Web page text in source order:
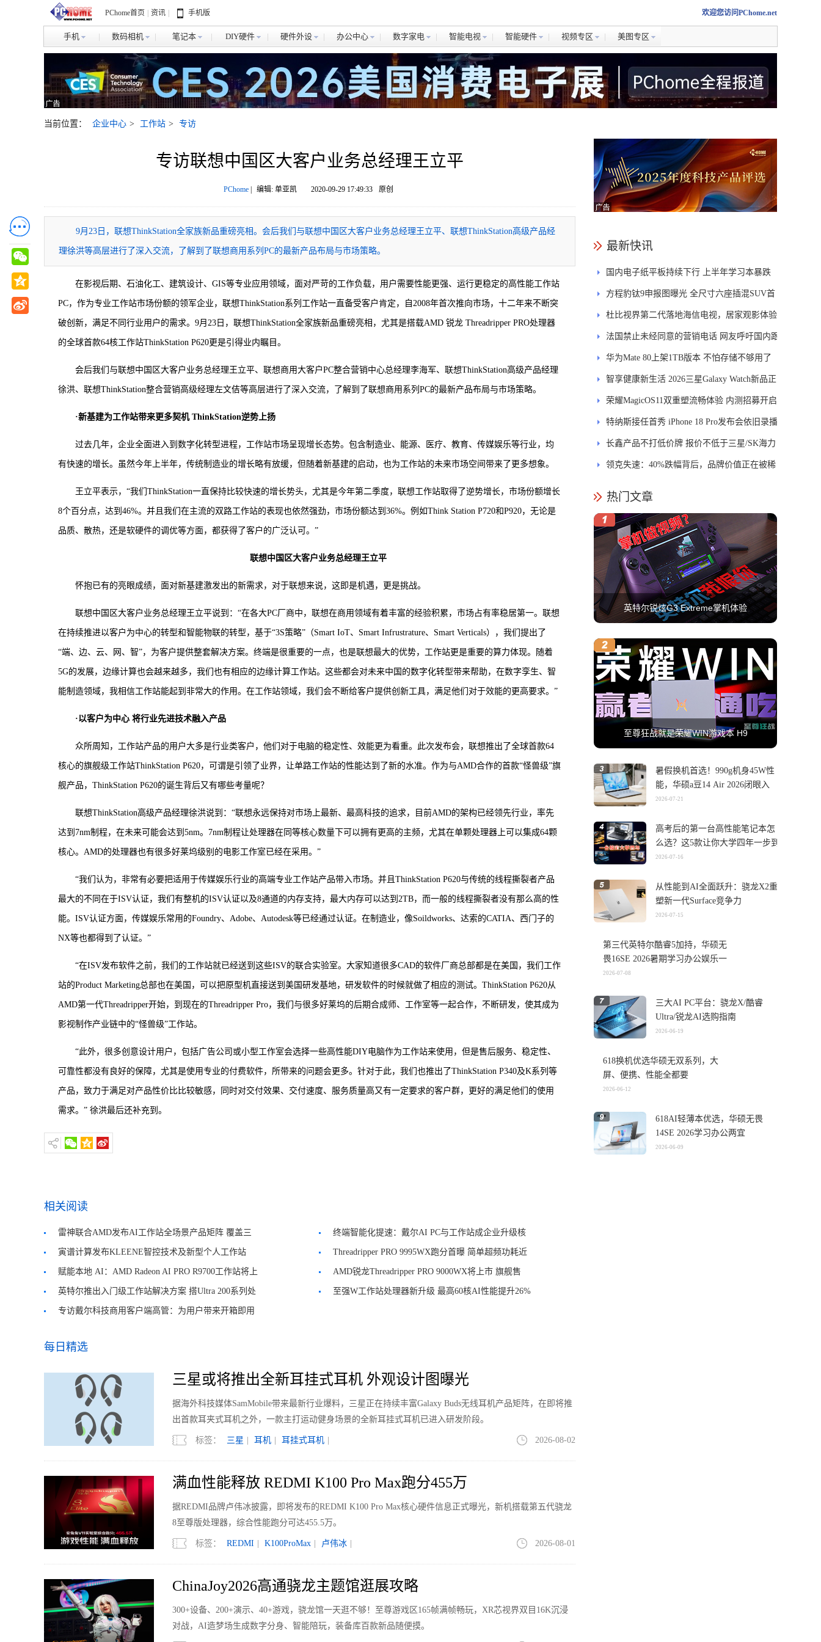
PChome首页 资讯 手机版 欢迎您访问PChome.net
手机 数码相机 笔记本 DIY硬件 硬件外设 办公中心 数字家电 智能电视 智能硬件 视频专区 美图专区
当前位置： 企业中心 > 工作站 > 专访
专访联想中国区大客户业务总经理王立平
PChome| 编辑: 单亚凯 2020-09-29 17:49:33 原创
9月23日，联想ThinkStation全家族新品重磅亮相。会后我们与联想中国区大客户业务总经理王立平、联想ThinkStation高级产品经
理徐洪等高层进行了深入交流，了解到了联想商用系列PC的最新产品布局与市场策略。
在影视后期、石油化工、建筑设计、GIS等专业应用领域，面对严苛的工作负载，用户需要性能更强、运行更稳定的高性能工作站
PC，作为专业工作站市场份额的领军企业，联想ThinkStation系列工作站一直备受客户肯定，自2008年首次推向市场，十二年来不断突
破创新，满足不同行业用户的需求。9月23日，联想ThinkStation全家族新品重磅亮相，尤其是搭载AMD 锐龙 Threadripper PRO处理器
的全球首款64核工作站ThinkStation P620更是引得业内瞩目。
会后我们与联想中国区大客户业务总经理王立平、联想商用大客户PC整合营销中心总经理李海军、联想ThinkStation高级产品经理
徐洪、联想ThinkStation整合营销高级经理左文佶等高层进行了深入交流，了解到了联想商用系列PC的最新产品布局与市场策略。
·新基建为工作站带来更多契机 ThinkStation逆势上扬
过去几年，企业全面进入到数字化转型进程，工作站市场呈现增长态势。包含制造业、能源、医疗、教育、传媒娱乐等行业，均
有快速的增长。虽然今年上半年，传统制造业的增长略有放缓，但随着新基建的启动，也为工作站的未来市场空间带来了更多想象。
王立平表示，“我们ThinkStation一直保持比较快速的增长势头，尤其是今年第二季度，联想工作站取得了逆势增长，市场份额增长
8个百分点，达到46%。并且我们在主流的双路工作站的表现也依然强劲，市场份额达到36%。例如Think Station P720和P920，无论是
品质、散热，还是软硬件的调优等方面，都获得了客户的广泛认可。”
联想中国区大客户业务总经理王立平
怀抱已有的亮眼成绩，面对新基建激发出的新需求，对于联想来说，这即是机遇，更是挑战。
联想中国区大客户业务总经理王立平说到：“在各大PC厂商中，联想在商用领域有着丰富的经验积累，市场占有率稳居第一。联想
在持续推进以客户为中心的转型和智能物联的转型，基于“3S策略”（Smart IoT、Smart Infrustrature、Smart Verticals），我们提出了
“端、边、云、网、智”，为客户提供整套解决方案。终端是很重要的一点，也是联想最大的优势，工作站更是重要的算力体现。随着
5G的发展，边缘计算也会越来越多，我们也有相应的边缘计算工作站。这些都会对未来中国的数字化转型带来帮助，在数字孪生、智
能制造领域，我相信工作站能起到非常大的作用。在工作站领域，我们会不断给客户提供创新工具，满足他们对于效能的更高要求。”
·以客户为中心 将行业先进技术融入产品
众所周知，工作站产品的用户大多是行业类客户，他们对于电脑的稳定性、效能更为看重。此次发布会，联想推出了全球首款64
核心的旗舰级工作站ThinkStation P620，可谓是引领了业界，让单路工作站的性能达到了新的水准。作为与AMD合作的首款“怪兽级”旗
舰产品，ThinkStation P620的诞生背后又有哪些考量呢？
联想ThinkStation高级产品经理徐洪说到：“联想永远保持对市场上最新、最高科技的追求，目前AMD的架构已经领先行业，率先
达到7nm制程，在未来可能会达到5nm。7nm制程让处理器在同等核心数量下可以拥有更高的主频，尤其在单颗处理器上可以集成64颗
核心。AMD的处理器也有很多好莱坞级别的电影工作室已经在采用。”
“我们认为，非常有必要把适用于传媒娱乐行业的高端专业工作站产品带入市场。并且ThinkStation P620与传统的线程撕裂者产品
最大的不同在于ISV认证，我们有整机的ISV认证以及8通道的内存支持，最大内存可以达到2TB，而一般的线程撕裂者没有那么高的性
能。ISV认证方面，传媒娱乐常用的Foundry、Adobe、Autodesk等已经通过认证。在制造业，像Soildworks、达索的CATIA、西门子的
NX等也都得到了认证。”
“在ISV发布软件之前，我们的工作站就已经送到这些ISV的联合实验室。大家知道很多CAD的软件厂商总部都是在美国，我们工作
站的Product Marketing总部也在美国，可以把原型机直接送到美国研发基地，研发软件的时候就做了相应的测试。ThinkStation P620从
AMD第一代Threadripper开始，到现在的Threadripper Pro，我们与很多好莱坞的后期合成师、工作室等一起合作，不断研发，使其成为
影视制作产业链中的“怪兽级”工作站。
“此外，很多创意设计用户，包括广告公司或小型工作室会选择一些高性能DIY电脑作为工作站来使用，但是售后服务、稳定性、
可靠性都没有良好的保障，尤其是使用专业的付费软件，所带来的问题会更多。针对于此，我们也推出了ThinkStation P340及K系列等
产品，致力于满足对产品性价比比较敏感，同时对交付效果、交付速度、服务质量高又有一定要求的客户群，更好的满足他们的使用
需求。” 徐洪最后还补充到。
相关阅读
雷神联合AMD发布AI工作站全场景产品矩阵 覆盖三
大品类
终端智能化提速：戴尔AI PC与工作站成企业升级核
心
寅谱计算发布KLEENE智控技术及新型个人工作站
Hilbert
Threadripper PRO 9995WX跑分首曝 简单超频功耗近
千瓦
赋能本地 AI：AMD Radeon AI PRO R9700工作站将上
市
AMD锐龙Threadripper PRO 9000WX将上市 旗舰售
11699美元
英特尔推出入门级工作站解决方案 搭Ultra 200系列处
理器
至强W工作站处理器新升级 最高60核AI性能提升26%
专访戴尔科技商用客户端高管：为用户带来开箱即用
每日精选
三星或将推出全新耳挂式耳机 外观设计图曝光
据海外科技媒体SamMobile带来最新行业爆料，三星正在持续丰富Galaxy Buds无线耳机产品矩阵，在即将推
出首款耳夹式耳机之外，一款主打运动健身场景的全新耳挂式耳机已进入研发阶段。
标签： 三星 耳机 耳挂式耳机 2026-08-02
满血性能释放 REDMI K100 Pro Max跑分455万
据REDMI品牌卢伟冰披露，即将发布的REDMI K100 Pro Max核心硬件信息正式曝光，新机搭载第五代骁龙
8至尊版处理器，综合性能跑分可达455.5万。
标签： REDMI K100ProMax 卢伟冰 2026-08-01
ChinaJoy2026高通骁龙主题馆逛展攻略
300+设备、200+演示、40+游戏，骁龙馆一天逛不够！至尊游戏区165帧满帧畅玩，XR芯视界双目16K沉浸
对战，AI造梦场生成数字分身、智能陪玩，装备库百款新品随便摸。
最新快讯
国内电子纸平板持续下行 上半年学习本暴跌
84.6%
方程豹钛9申报图曝光 全尺寸六座插混SUV首
发DMS
杜比视界第二代落地海信电视，居家观影体验
能迎来哪些升级？
法国禁止未经同意的营销电话 网友呼吁国内跟
进
华为Mate 80上架1TB版本 不怕存储不够用了
智享健康新生活 2026三星Galaxy Watch新品正
式开售
荣耀MagicOS11双重塑流畅体验 内测招募开启
特纳斯接任首秀 iPhone 18 Pro发布会依旧录播
长鑫产品不打低价牌 报价不低于三星/SK海力
士
领克失速：40%跌幅背后，品牌价值正在被稀
热门文章
英特尔锐炫G3 Extreme掌机体验
至尊狂战就是荣耀WIN游戏本 H9
暑假换机首选！990g机身45W性
能，华硕a豆14 Air 2026闭眼入
2026-07-21
高考后的第一台高性能笔记本怎
么选？这5款让你大学四年一步到
位
2026-07-16
从性能到AI全面跃升：骁龙X2重
塑新一代Surface竞争力
2026-07-15
第三代英特尔酷睿5加持，华硕无
畏16SE 2026暑期学习办公娱乐一
机搞定
2026-07-08
三大AI PC平台：骁龙X/酷睿
Ultra/锐龙AI选购指南
2026-06-19
618换机优选华硕无双系列，大
屏、便携、性能全都要
2026-06-12
618AI轻薄本优选，华硕无畏
14SE 2026学习办公两宜
2026-06-09